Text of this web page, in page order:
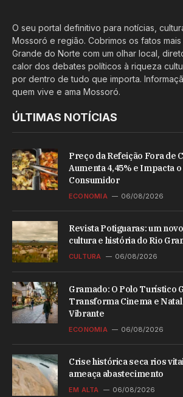
O seu portal definitivo para notícias,
Mossoró e região. Cobrimos os fatos
Grande do Norte com um olhar local,
calor dos debates políticos à riqueza
por dentro de tudo que importa.
quem vive e ama Mossoró.
ÚLTIMAS NOTÍCIAS
Preço da Refeição Fora de
Aumenta 4,45% e Impacta
Consumidor
ECONOMIA 06/08/2026
Revista Potiguaras: um
cultura e história do Rio
CULTURA 06/08/2026
Gramado: O Polo Turístico
Transforma Cinema e
Vibrante
ECONOMIA 06/08/2026
Crise histórica seca rios
ameaça abastecimento
EM ALTA 06/08/2026